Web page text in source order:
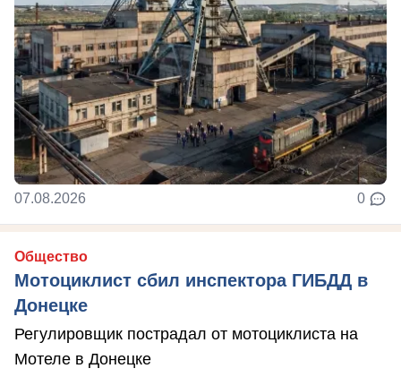
07.08.2026 0
Общество
Мотоциклист сбил инспектора ГИБДД в
Донецке
Регулировщик пострадал от мотоциклиста на
Мотеле в Донецке